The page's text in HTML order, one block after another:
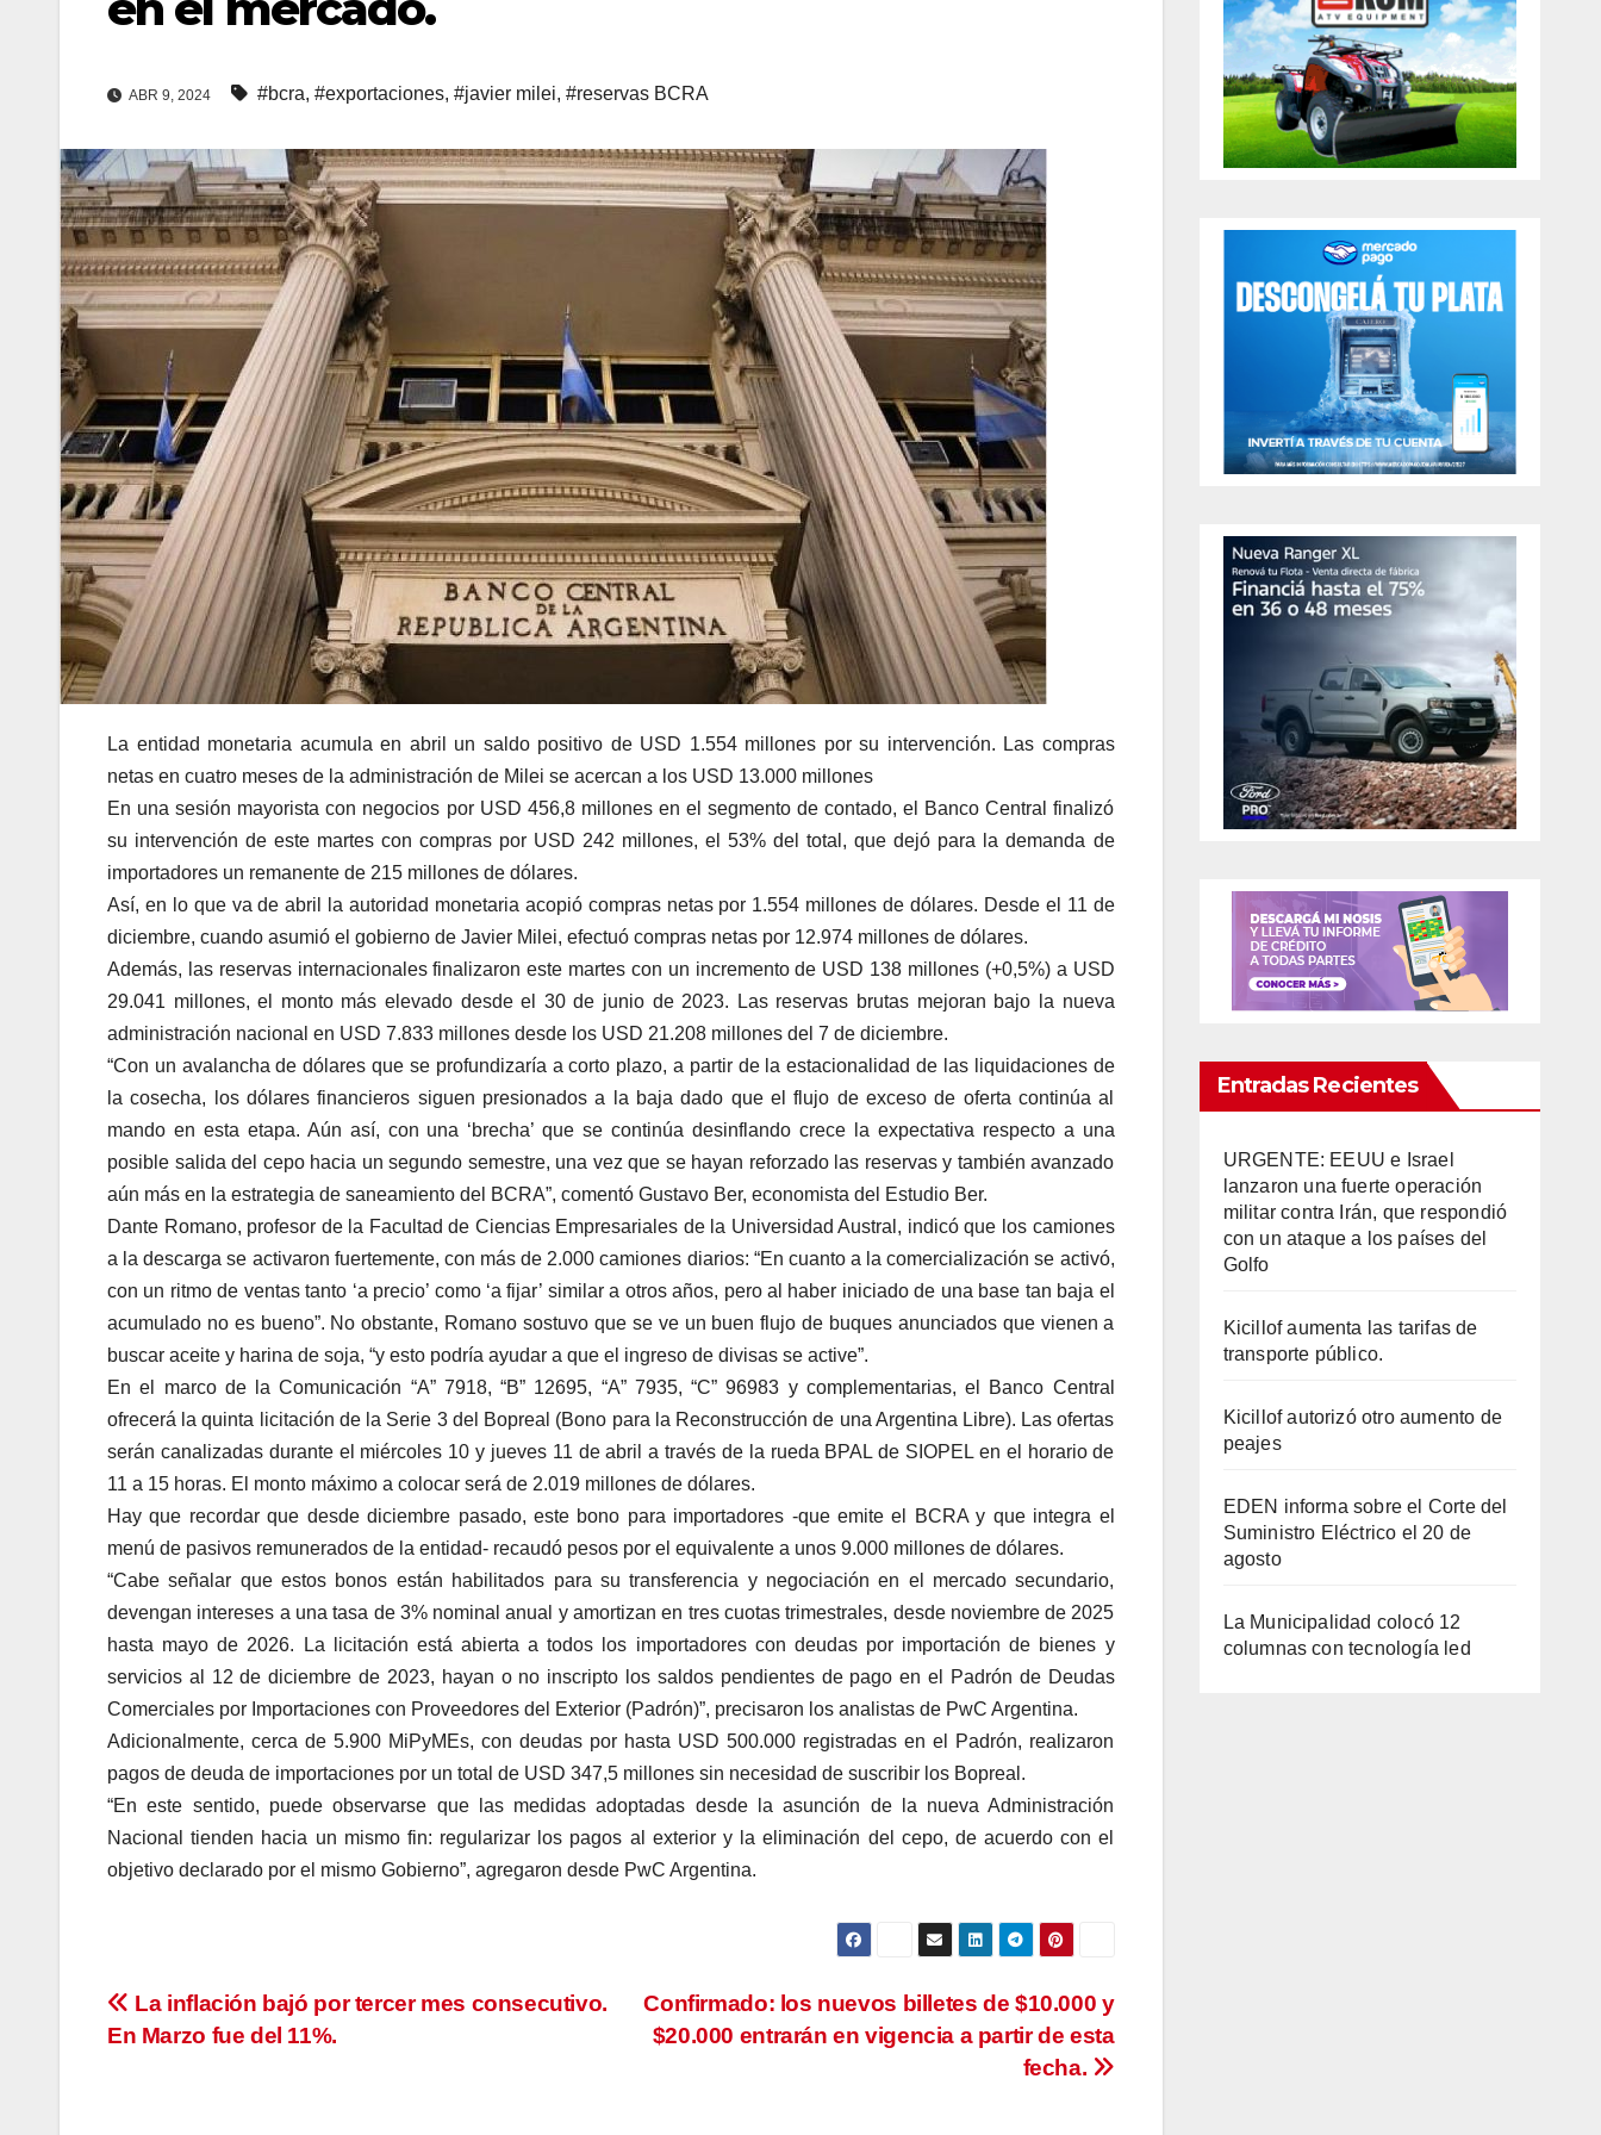
ABR 9, 2024 #bcra, #exportaciones, #javier milei, #reservas BCRA
La entidad monetaria acumula en abril un saldo positivo de USD 1.554 millones por su intervención. Las compras
netas en cuatro meses de la administración de Milei se acercan a los USD 13.000 millones
En una sesión mayorista con negocios por USD 456,8 millones en el segmento de contado, el Banco Central finalizó
su intervención de este martes con compras por USD 242 millones, el 53% del total, que dejó para la demanda de
importadores un remanente de 215 millones de dólares.
Así, en lo que va de abril la autoridad monetaria acopió compras netas por 1.554 millones de dólares. Desde el 11 de
diciembre, cuando asumió el gobierno de Javier Milei, efectuó compras netas por 12.974 millones de dólares.
Además, las reservas internacionales finalizaron este martes con un incremento de USD 138 millones (+0,5%) a USD
29.041 millones, el monto más elevado desde el 30 de junio de 2023. Las reservas brutas mejoran bajo la nueva
administración nacional en USD 7.833 millones desde los USD 21.208 millones del 7 de diciembre.
“Con un avalancha de dólares que se profundizaría a corto plazo, a partir de la estacionalidad de las liquidaciones de
la cosecha, los dólares financieros siguen presionados a la baja dado que el flujo de exceso de oferta continúa al
mando en esta etapa. Aún así, con una ‘brecha’ que se continúa desinflando crece la expectativa respecto a una
posible salida del cepo hacia un segundo semestre, una vez que se hayan reforzado las reservas y también avanzado
aún más en la estrategia de saneamiento del BCRA”, comentó Gustavo Ber, economista del Estudio Ber.
Dante Romano, profesor de la Facultad de Ciencias Empresariales de la Universidad Austral, indicó que los camiones
a la descarga se activaron fuertemente, con más de 2.000 camiones diarios: “En cuanto a la comercialización se activó,
con un ritmo de ventas tanto ‘a precio’ como ‘a fijar’ similar a otros años, pero al haber iniciado de una base tan baja el
acumulado no es bueno”. No obstante, Romano sostuvo que se ve un buen flujo de buques anunciados que vienen a
buscar aceite y harina de soja, “y esto podría ayudar a que el ingreso de divisas se active”.
En el marco de la Comunicación “A” 7918, “B” 12695, “A” 7935, “C” 96983 y complementarias, el Banco Central
ofrecerá la quinta licitación de la Serie 3 del Bopreal (Bono para la Reconstrucción de una Argentina Libre). Las ofertas
serán canalizadas durante el miércoles 10 y jueves 11 de abril a través de la rueda BPAL de SIOPEL en el horario de
11 a 15 horas. El monto máximo a colocar será de 2.019 millones de dólares.
Hay que recordar que desde diciembre pasado, este bono para importadores -que emite el BCRA y que integra el
menú de pasivos remunerados de la entidad- recaudó pesos por el equivalente a unos 9.000 millones de dólares.
“Cabe señalar que estos bonos están habilitados para su transferencia y negociación en el mercado secundario,
devengan intereses a una tasa de 3% nominal anual y amortizan en tres cuotas trimestrales, desde noviembre de 2025
hasta mayo de 2026. La licitación está abierta a todos los importadores con deudas por importación de bienes y
servicios al 12 de diciembre de 2023, hayan o no inscripto los saldos pendientes de pago en el Padrón de Deudas
Comerciales por Importaciones con Proveedores del Exterior (Padrón)”, precisaron los analistas de PwC Argentina.
Adicionalmente, cerca de 5.900 MiPyMEs, con deudas por hasta USD 500.000 registradas en el Padrón, realizaron
pagos de deuda de importaciones por un total de USD 347,5 millones sin necesidad de suscribir los Bopreal.
“En este sentido, puede observarse que las medidas adoptadas desde la asunción de la nueva Administración
Nacional tienden hacia un mismo fin: regularizar los pagos al exterior y la eliminación del cepo, de acuerdo con el
objetivo declarado por el mismo Gobierno”, agregaron desde PwC Argentina.
Navegación
Confirmado: los nuevos billetes de $10.000 y
$20.000 entrarán en vigencia a partir de esta
fecha.
La inflación bajó por tercer mes consecutivo.
En Marzo fue del 11%.
Entradas Recientes
URGENTE: EEUU e Israel
lanzaron una fuerte operación
militar contra Irán, que respondió
con un ataque a los países del
Golfo
Kicillof aumenta las tarifas de
transporte público.
Kicillof autorizó otro aumento de
peajes
EDEN informa sobre el Corte del
Suministro Eléctrico el 20 de
agosto
La Municipalidad colocó 12
columnas con tecnología led